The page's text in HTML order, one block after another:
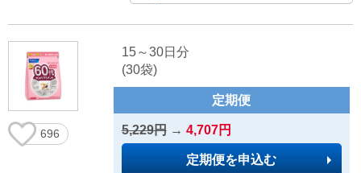
696
15～30日分
(30袋)
定期便
5,229円→ 4,707円
定期便を申込む